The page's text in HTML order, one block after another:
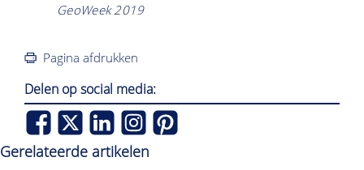
GeoWeek 2019
Pagina afdrukken
Delen op social media:
Gerelateerde artikelen